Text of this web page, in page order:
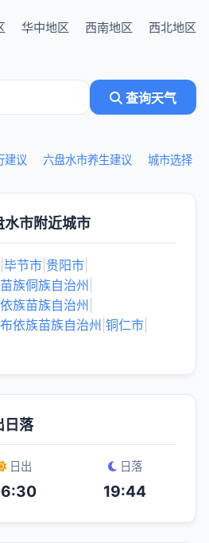
华中地区 西南地区 西北地区
查询天气
建议 六盘水市养生建议 城市选择
水市附近城市
毕节市 贵阳市
族侗族自治州
族苗族自治州
依族苗族自治州 铜仁市
日落
日出 日落
19:44